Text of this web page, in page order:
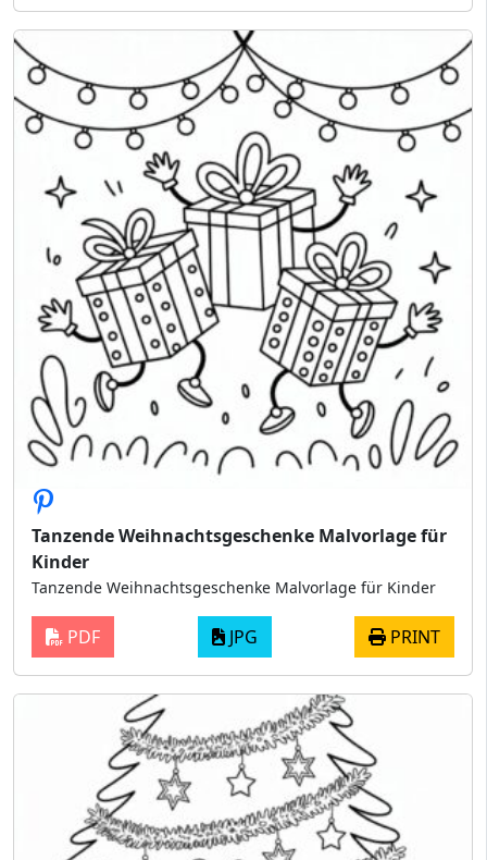
Tanzende Weihnachtsgeschenke Malvorlage für
Kinder
Tanzende Weihnachtsgeschenke Malvorlage für Kinder
PDF JPG PRINT